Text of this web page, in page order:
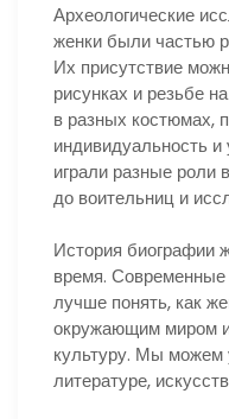
Археологические
женки были частью
Их присутствие
рисунках и резьбе
в разных костюмах,
индивидуальность
играли разные роли
до воительниц и
История биографии
время.
лучше понять, как
окружающим миром
культуру. Мы можем
литературе,